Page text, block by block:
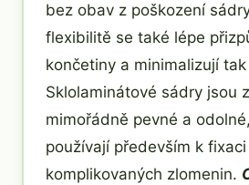
bez obav z poškození
flexibilitě se také lépe
končetiny a minimalizují
Sklolaminátové sádry jsou
mimořádně pevné a
používají především k fixaci
komplikovaných zlomenin.